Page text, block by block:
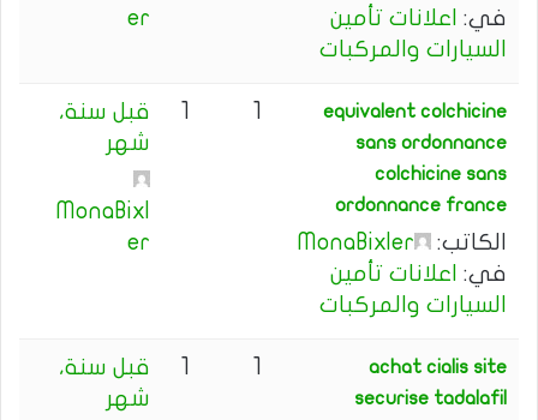
في: اعلانات تأمين
السيارات والمركبات
er
equivalent colchicine
sans ordonnance
colchicine sans
ordonnance france
الكاتب:
MonaBixler
في: اعلانات تأمين
السيارات والمركبات
قبل سنة،
شهر
MonaBixl
er
achat cialis site
securise tadalafil
قبل سنة،
شهر